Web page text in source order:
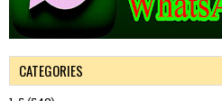
CATEGORIES